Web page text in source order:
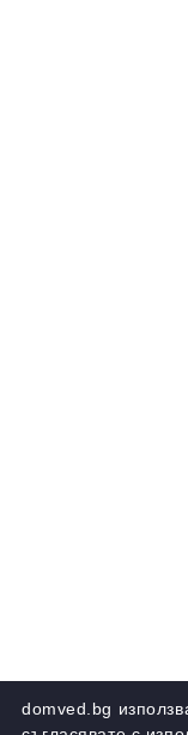
domved.bg